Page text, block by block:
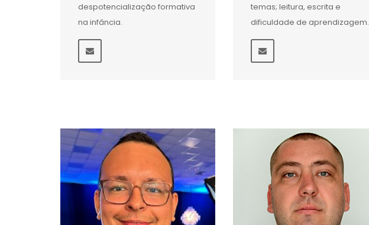
despotencialização formativa
na infância.
temas; leitura, escrita e
dificuldade de aprendizagem.